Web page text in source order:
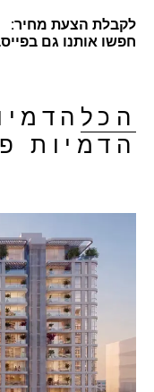
לקבלת הצעת מחיר: office@avastudio.co.il
חפשו אותנו גם
הכל
הדמיות